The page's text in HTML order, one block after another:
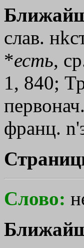
слав. н
*есть,
1, 840;
франц. n
Слово: